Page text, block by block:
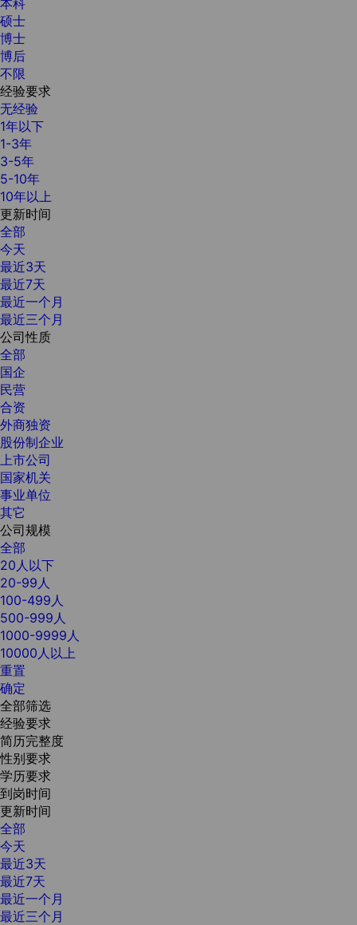
硕士
博士
博后
不限
经验要求
无经验
1年以下
1-3年
3-5年
5-10年
10年以上
更新时间
全部
今天
最近3天
最近7天
最近一个月
最近三个月
公司性质
全部
国企
民营
合资
外商独资
股份制企业
上市公司
国家机关
事业单位
其它
公司规模
全部
20人以下
20-99人
100-499人
500-999人
1000-9999人
10000人以上
重置
确定
全部筛选
经验要求
简历完整度
性别要求
学历要求
到岗时间
更新时间
全部
今天
最近3天
最近7天
最近一个月
最近三个月